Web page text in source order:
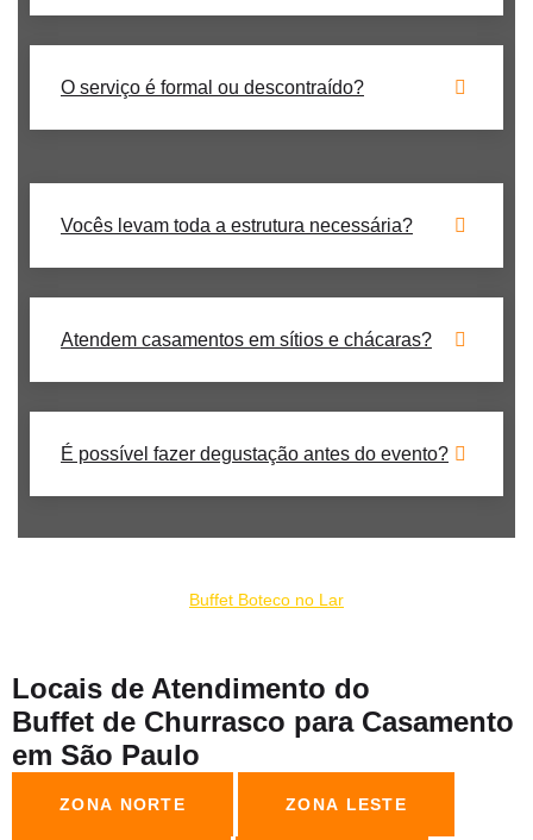
O serviço é formal ou descontraído?
Vocês levam toda a estrutura necessária?
Atendem casamentos em sítios e chácaras?
É possível fazer degustação antes do evento?
Buffet Boteco no Lar
Locais de Atendimento do
Buffet de Churrasco para Casamento
em São Paulo
ZONA NORTE ZONA LESTE